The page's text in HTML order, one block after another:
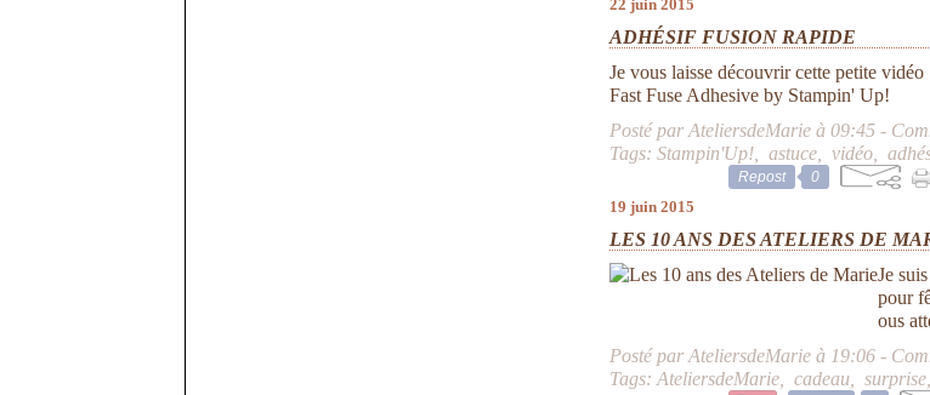
22 juin 2015
ADHÉSIF FUSION RAPIDE
Je vous laisse découvrir cette petite
Fast Fuse Adhesive by Stampin' Up!
Posté par AteliersdeMarie à 09:45 -
Tags:Stampin'Up! ,astuce ,vidéo ,
Repost 0
19 juin 2015
LES 10 ANS DES ATELIERS DE
Je
pour
ous
Posté par AteliersdeMarie à 19:06 -
Tags:AteliersdeMarie ,cadeau ,surprise